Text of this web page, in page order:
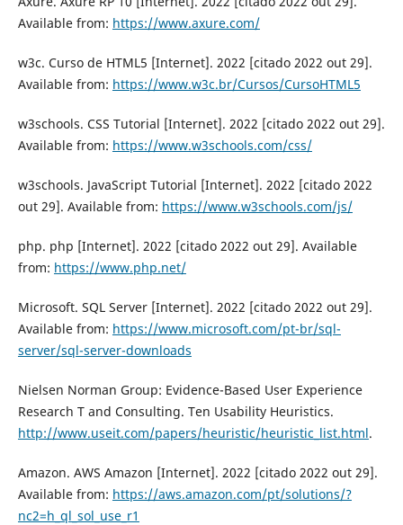
Available from: https://www.axure.com/
w3c. Curso de HTML5 [Internet]. 2022 [citado 2022 out 29].
Available from: https://www.w3c.br/Cursos/CursoHTML5
w3schools. CSS Tutorial [Internet]. 2022 [citado 2022 out 29].
Available from: https://www.w3schools.com/css/
w3schools. JavaScript Tutorial [Internet]. 2022 [citado 2022
out 29]. Available from: https://www.w3schools.com/js/
php. php [Internet]. 2022 [citado 2022 out 29]. Available
from: https://www.php.net/
Microsoft. SQL Server [Internet]. 2022 [citado 2022 out 29].
Available from: https://www.microsoft.com/pt-br/sql-
server/sql-server-downloads
Nielsen Norman Group: Evidence-Based User Experience
Research T and Consulting. Ten Usability Heuristics.
http://www.useit.com/papers/heuristic/heuristic_list.html.
Amazon. AWS Amazon [Internet]. 2022 [citado 2022 out 29].
Available from: https://aws.amazon.com/pt/solutions/?
nc2=h_ql_sol_use_r1